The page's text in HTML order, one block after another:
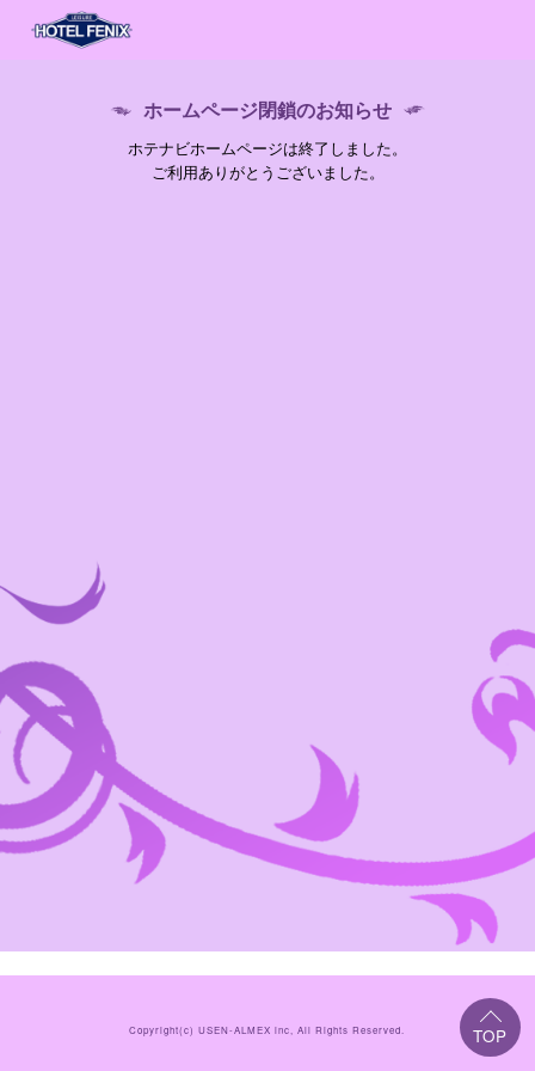
ホームページ閉鎖のお知らせ
ホテナビホームページは終了しました。
ご利用ありがとうございました。
Copyright(c)USEN-ALMEX inc, All Rights Reserved.